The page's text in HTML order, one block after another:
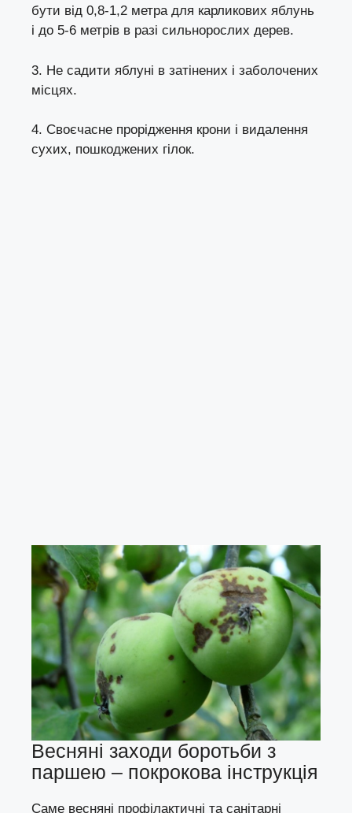
бути від 0,8-1,2 метра для карликових яблунь
і до 5-6 метрів в разі сильнорослих дерев.
3. Не садити яблуні в затінених і заболочених
місцях.
4. Своєчасне прорідження крони і видалення
сухих, пошкоджених гілок.
Весняні заходи боротьби з
паршею – покрокова інструкція
Саме весняні профілактичні та санітарні